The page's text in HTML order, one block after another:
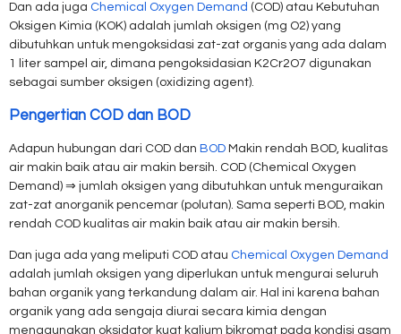
Dan ada juga Chemical Oxygen Demand (COD) atau Kebutuhan
Oksigen Kimia (KOK) adalah jumlah oksigen (mg O2) yang
dibutuhkan untuk mengoksidasi zat-zat organis yang ada dalam
1 liter sampel air, dimana pengoksidasian K2Cr2O7 digunakan
sebagai sumber oksigen (oxidizing agent).
Pengertian COD dan BOD
Adapun hubungan dari COD dan BOD Makin rendah BOD, kualitas
air makin baik atau air makin bersih. COD (Chemical Oxygen
Demand) ⇒ jumlah oksigen yang dibutuhkan untuk menguraikan
zat-zat anorganik pencemar (polutan). Sama seperti BOD, makin
rendah COD kualitas air makin baik atau air makin bersih.
Dan juga ada yang meliputi COD atau Chemical Oxygen Demand
adalah jumlah oksigen yang diperlukan untuk mengurai seluruh
bahan organik yang terkandung dalam air. Hal ini karena bahan
organik yang ada sengaja diurai secara kimia dengan
menggunakan oksidator kuat kalium bikromat pada kondisi asam